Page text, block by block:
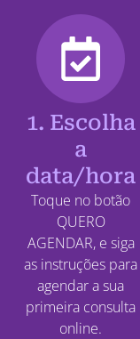
1. Escolha
a
data/hora
Toque no botão
QUERO
AGENDAR, e siga
as instruções para
agendar a sua
primeira consulta
online.